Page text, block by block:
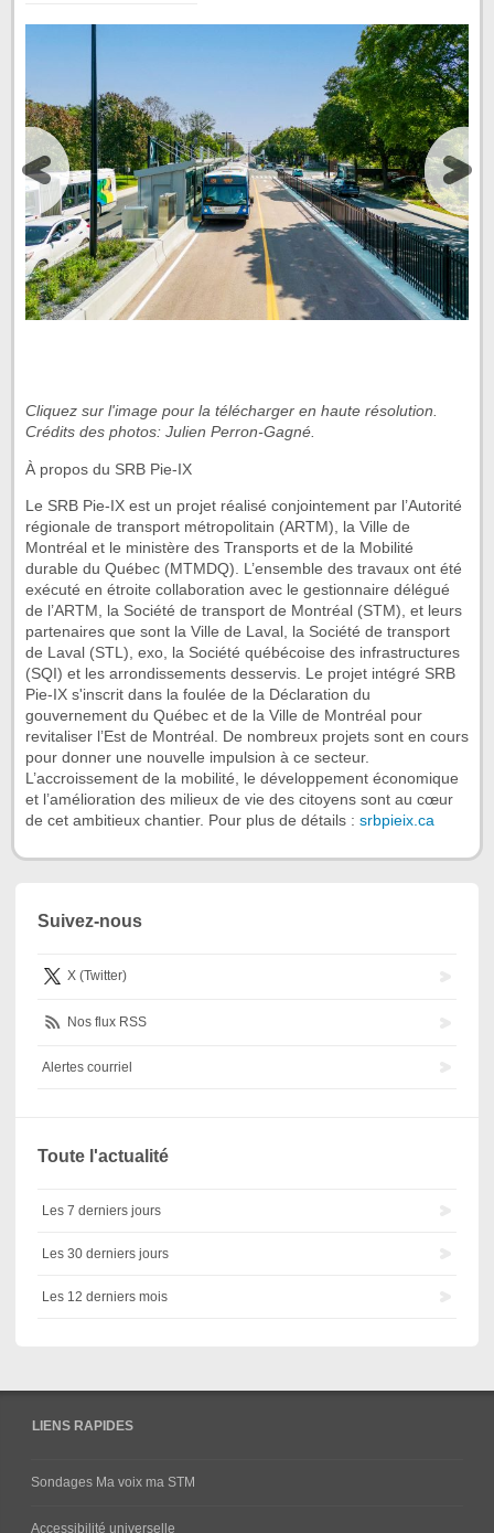
Cliquez sur l'image pour la télécharger en haute résolution.
Crédits des photos: Julien Perron-Gagné.
À propos du SRB Pie-IX
Le SRB Pie-IX est un projet réalisé conjointement par l’Autorité
régionale de transport métropolitain (ARTM), la Ville de
Montréal et le ministère des Transports et de la Mobilité
durable du Québec (MTMDQ). L’ensemble des travaux ont été
exécuté en étroite collaboration avec le gestionnaire délégué
de l’ARTM, la Société de transport de Montréal (STM), et leurs
partenaires que sont la Ville de Laval, la Société de transport
de Laval (STL), exo, la Société québécoise des infrastructures
(SQI) et les arrondissements desservis. Le projet intégré SRB
Pie-IX s'inscrit dans la foulée de la Déclaration du
gouvernement du Québec et de la Ville de Montréal pour
revitaliser l’Est de Montréal. De nombreux projets sont en cours
pour donner une nouvelle impulsion à ce secteur.
L’accroissement de la mobilité, le développement économique
et l’amélioration des milieux de vie des citoyens sont au cœur
de cet ambitieux chantier. Pour plus de détails : srbpieix.ca
Suivez-nous
X (Twitter)
Nos flux RSS
Alertes courriel
Toute l'actualité
Les 7 derniers jours
Les 30 derniers jours
Les 12 derniers mois
LIENS RAPIDES
Sondages Ma voix ma STM
Accessibilité universelle